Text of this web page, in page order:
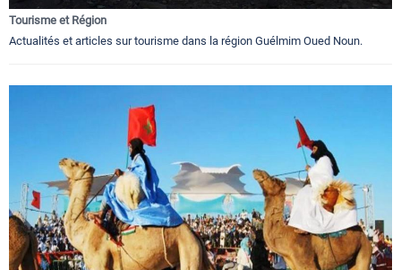
Tourisme et Région
Actualités et articles sur tourisme dans la région Guélmim Oued Noun.